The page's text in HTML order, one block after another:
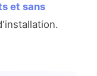
et sans